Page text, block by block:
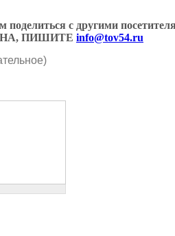
поделиться с другими
ПИШИТЕ info@tov54.ru